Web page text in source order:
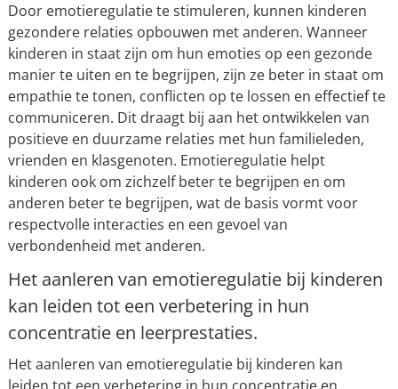
Door emotieregulatie te stimuleren, kunnen kinderen
gezondere relaties opbouwen met anderen. Wanneer
kinderen in staat zijn om hun emoties op een gezonde
manier te uiten en te begrijpen, zijn ze beter in staat om
empathie te tonen, conflicten op te lossen en effectief te
communiceren. Dit draagt bij aan het ontwikkelen van
positieve en duurzame relaties met hun familieleden,
vrienden en klasgenoten. Emotieregulatie helpt
kinderen ook om zichzelf beter te begrijpen en om
anderen beter te begrijpen, wat de basis vormt voor
respectvolle interacties en een gevoel van
verbondenheid met anderen.
Het aanleren van emotieregulatie bij kinderen
kan leiden tot een verbetering in hun
concentratie en leerprestaties.
Het aanleren van emotieregulatie bij kinderen kan